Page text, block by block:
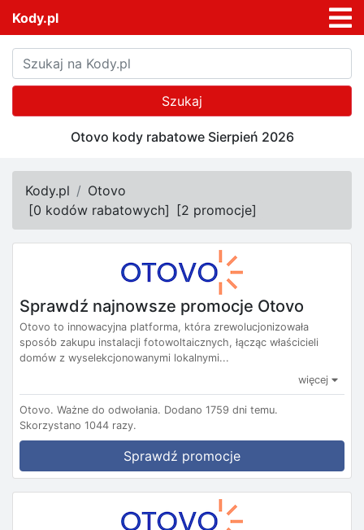
Kody.pl
Szukaj
Otovo kody rabatowe Sierpień 2026
Kody.pl
Otovo
[0 kodów rabatowych] [2 promocje]
Sprawdź najnowsze promocje Otovo
Otovo to innowacyjna platforma, która zrewolucjonizowała
sposób zakupu instalacji fotowoltaicznych, łącząc właścicieli
domów z wyselekcjonowanymi lokalnymi...
więcej
Otovo. Ważne do odwołania. Dodano 1759 dni temu.
Skorzystano 1044 razy.
Sprawdź promocje